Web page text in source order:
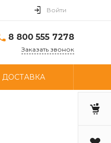
Войти
8 800 555 7278
Заказать звонок
ДОСТАВКА